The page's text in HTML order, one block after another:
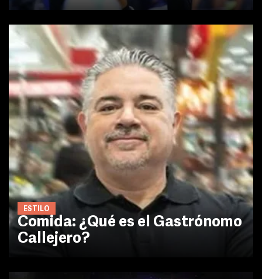
ESTILO
Comida: ¿Qué es el Gastrónomo
Callejero?